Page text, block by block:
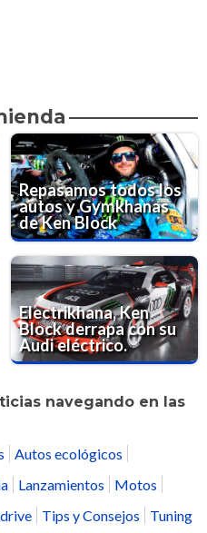
Repasamos todos los
autos y Gymkhanas
de Ken Block
Electrikhana, Ken
Block derrapa con su
Audi eléctrico.
navegando en las
Autos ecológicos
Lanzamientos
Motos
Tips y Consejos Tuning